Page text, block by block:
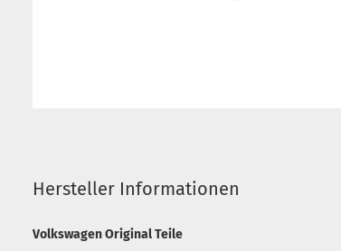
Hersteller Informationen
Volkswagen Original Teile